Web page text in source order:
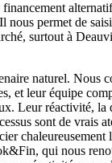
financement
nous permet de
surtout à
naturel. Nous
et leur équipe
Leur réactivité, la
sont de vrais
chaleureusement
qui nous